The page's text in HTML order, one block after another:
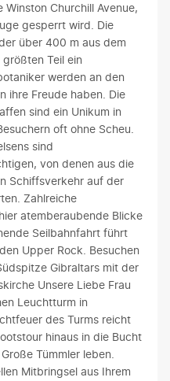
Churchill Avenue,
gesperrt wird. Die
über 400 m aus dem
Teil ein
werden an den
ihre Freude haben. Die
sind ein Unikum in
oft ohne Scheu.
sind
von denen aus die
Schiffsverkehr auf der
Zahlreiche
atemberaubende Blicke
Seilbahnfahrt führt
Upper Rock. Besuchen
Gibraltars mit der
Unsere Liebe Frau
Leuchtturm in
des Turms reicht
hinaus in die Bucht
Tümmler leben.
Mitbringsel aus Ihrem